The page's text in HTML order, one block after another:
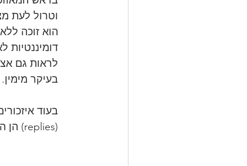
הוא זוכה
לראות גם
בעיקר מימין.
בעוד
(replies) הן התייחסיות ישירות לציוץ. להלן גרף התגובות: